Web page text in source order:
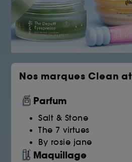
Nos marques Clean
Parfum
Salt & Stone
The 7 virtues
By rosie jane
Maquillage